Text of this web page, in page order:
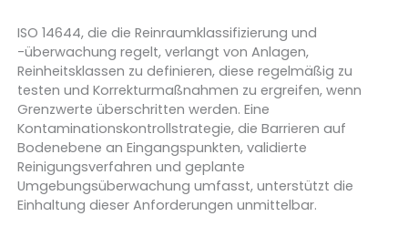
ISO 14644, die die Reinraumklassifizierung und
-überwachung regelt, verlangt von Anlagen,
Reinheitsklassen zu definieren, diese regelmäßig zu
testen und Korrekturmaßnahmen zu ergreifen, wenn
Grenzwerte überschritten werden. Eine
Kontaminationskontrollstrategie, die Barrieren auf
Bodenebene an Eingangspunkten, validierte
Reinigungsverfahren und geplante
Umgebungsüberwachung umfasst, unterstützt die
Einhaltung dieser Anforderungen unmittelbar.